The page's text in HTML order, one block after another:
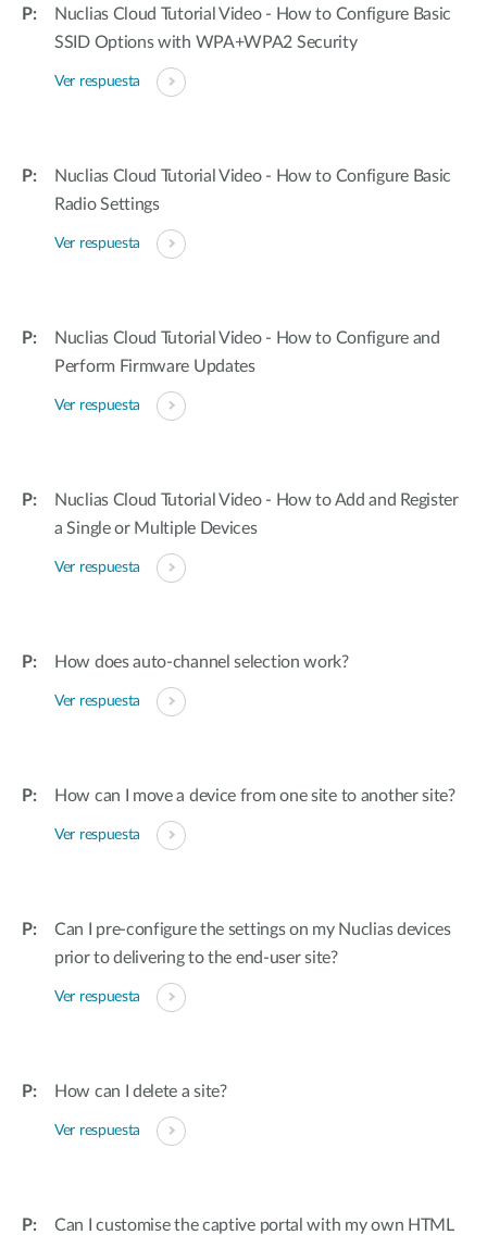
Nuclias Cloud Tutorial Video - How to Configure Basic
SSID Options with WPA+WPA2 Security
Ver respuesta
Nuclias Cloud Tutorial Video - How to Configure Basic
Radio Settings
Ver respuesta
Nuclias Cloud Tutorial Video - How to Configure and
Perform Firmware Updates
Ver respuesta
Nuclias Cloud Tutorial Video - How to Add and Register
a Single or Multiple Devices
Ver respuesta
How does auto-channel selection work?
Ver respuesta
How can I move a device from one site to another site?
Ver respuesta
Can I pre-configure the settings on my Nuclias devices
prior to delivering to the end-user site?
Ver respuesta
How can I delete a site?
Ver respuesta
Can I customise the captive portal with my own HTML